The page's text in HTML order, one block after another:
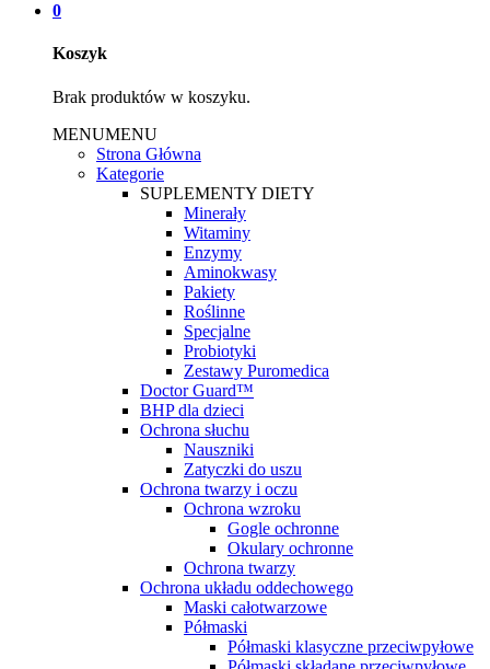
0
Koszyk
Brak produktów w koszyku.
MENUMENU
Strona Główna
Kategorie
SUPLEMENTY DIETY
Minerały
Witaminy
Enzymy
Aminokwasy
Pakiety
Roślinne
Specjalne
Probiotyki
Zestawy Puromedica
Doctor Guard™
BHP dla dzieci
Ochrona słuchu
Nauszniki
Zatyczki do uszu
Ochrona twarzy i oczu
Ochrona wzroku
Gogle ochronne
Okulary ochronne
Ochrona twarzy
Ochrona układu oddechowego
Maski całotwarzowe
Półmaski
Półmaski klasyczne przeciwpyłowe